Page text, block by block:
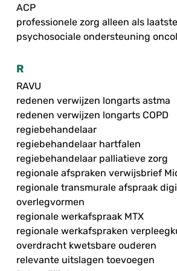
ACP
professionele zorg alleen als
psychosociale ondersteuning
R
RAVU
redenen verwijzen longarts astma
redenen verwijzen longarts COPD
regiebehandelaar
regiebehandelaar hartfalen
regiebehandelaar palliatieve zorg
regionale afspraken verwijsbrief
regionale transmurale afspraak
overlegvormen
regionale werkafspraak MTX
regionale werkafspraken
overdracht kwetsbare ouderen
relevante uitslagen toevoegen